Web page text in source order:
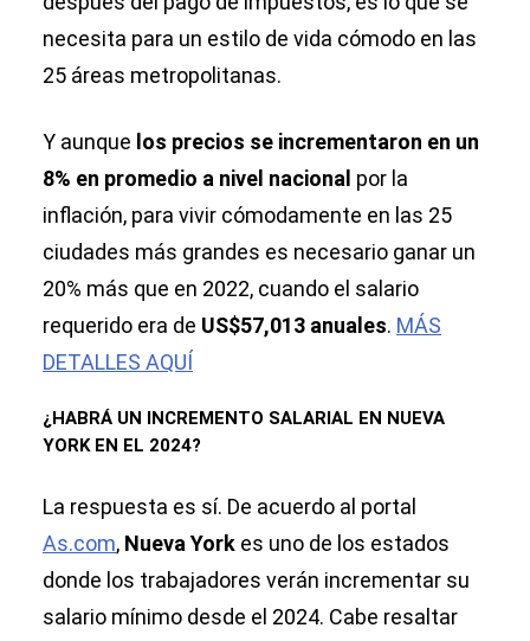
necesita para un estilo de vida cómodo en las
25 áreas metropolitanas.
Y aunque los precios se incrementaron en un
8% en promedio a nivel nacional por la
inflación, para vivir cómodamente en las 25
ciudades más grandes es necesario ganar un
20% más que en 2022, cuando el salario
requerido era de US$57,013 anuales. MÁS
DETALLES AQUÍ
¿HABRÁ UN INCREMENTO SALARIAL EN NUEVA
YORK EN EL 2024?
La respuesta es sí. De acuerdo al portal
As.com, Nueva York es uno de los estados
donde los trabajadores verán incrementar su
salario mínimo desde el 2024. Cabe resaltar